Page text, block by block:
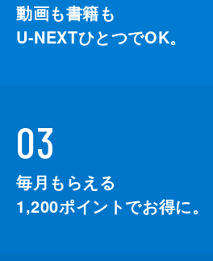
動画も書籍も
U-NEXTひとつでOK。
03
毎月もらえる
1,200ポイントでお得に。